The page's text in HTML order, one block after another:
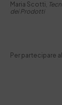
Maria Scotti,
dei Prodotti
Per partecipare